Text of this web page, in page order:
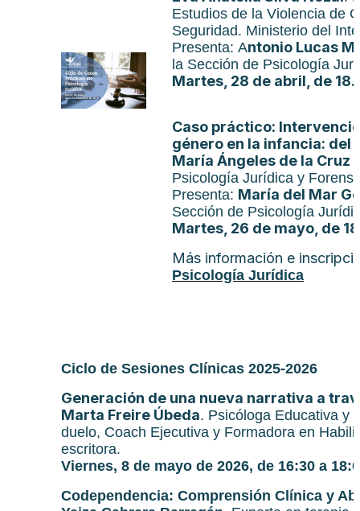
Estudios de la Violencia de
Seguridad. Ministerio del
Presenta: Antonio Lucas
la Sección de Psicología
Martes, 28 de abril, de
Caso práctico:
género en la infancia: del
María Ángeles de la Cruz
Psicología Jurídica y
Presenta: María del Mar
Sección de Psicología
Martes, 26 de mayo, de
Más información e
Psicología Jurídica
Ciclo de Sesiones Clínicas 2025-2026
Generación de una nueva narrativa a
Marta Freire Úbeda. Psicóloga Educativa y
duelo, Coach Eje­cutiva y Formadora en
escritora.
Viernes, 8 de mayo de 2026, de 16:30 a
Codependencia: Comprensión Clínica y